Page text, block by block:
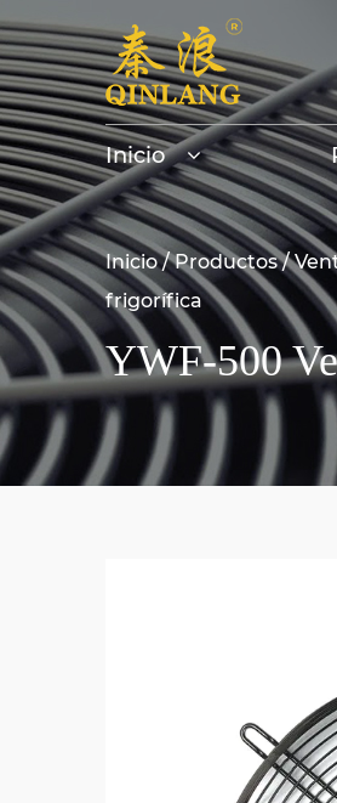
Inicio
Inicio/Productos/
frigorífica
YWF-500